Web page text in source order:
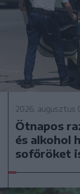
2026. augusztus
Ötnapos
és alkohol
sofőröket